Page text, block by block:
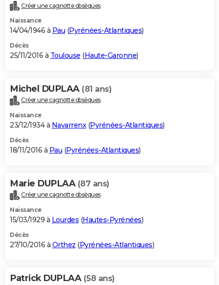
Créer une cagnotte obsèques
Naissance
14/04/1946 à Pau (Pyrénées-Atlantiques)
Décès
25/11/2016 à Toulouse (Haute-Garonne)
Michel DUPLAA (81 ans)
Créer une cagnotte obsèques
Naissance
23/12/1934 à Navarrenx(Pyrénées-Atlantiques)
Décès
18/11/2016 à Pau (Pyrénées-Atlantiques)
Marie DUPLAA (87 ans)
Créer une cagnotte obsèques
Naissance
15/03/1929 à Lourdes (Hautes-Pyrénées)
Décès
27/10/2016 à Orthez (Pyrénées-Atlantiques)
Patrick DUPLAA (58 ans)